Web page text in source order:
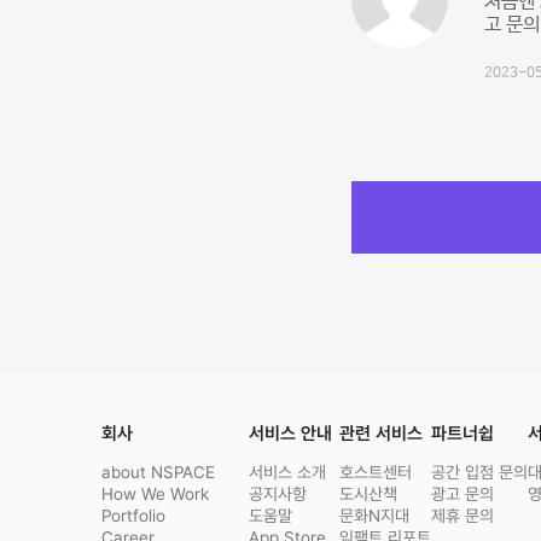
고 문
2023-
회사
about NSPACE
How We Work
Portfolio
서비스 안내
서비스 소개
공지사항
도움말
관련 서비스
호스트센터
도시산책
문화N지대
파트너쉽
공간 입점 문의
광고 문의
제휴 문의